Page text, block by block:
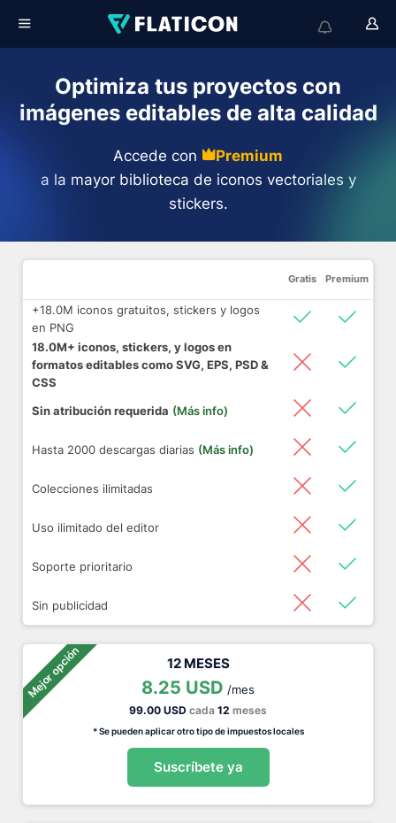
Optimiza tus proyectos con
imágenes editables de alta calidad
Accede con
Premium
a la mayor biblioteca de iconos vectoriales y
stickers.
Gratis Premium
+18.0M iconos gratuitos, stickers y logos
en PNG
18.0M+ iconos, stickers, y logos en
formatos editables como SVG, EPS, PSD &
CSS
Sin atribución requerida (Más info)
Hasta 2000 descargas diarias (Más info)
Colecciones ilimitadas
Uso ilimitado del editor
Soporte prioritario
Sin publicidad
Mejor opción 12 MESES
8.25 USD /mes
99.00 USD cada 12 meses
* Se pueden aplicar otro tipo de impuestos locales
Suscríbete ya